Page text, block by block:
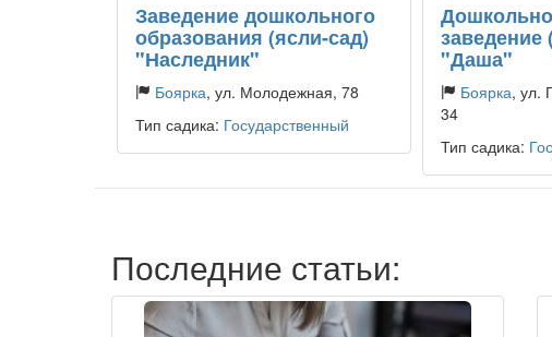
Заведение дошкольного
образования (ясли-сад)
"Наследник"
Боярка, ул. Молодежная, 78
Тип садика: Государственный
"Даша"
Боярка, ул.
34
Тип садика:
Последние статьи: